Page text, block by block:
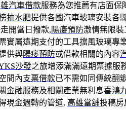
汽車借款服務為您推薦有店面保
抽水肥提供各國汽車玻璃安裝各
開當日撥款, 陽痿預防激情無限
實屬遠期支付的工具擋風玻璃專
供與陽痿預防或借款相關的內容
沙發之旅增添滿滿遠期票據服
間內支票借款已不需如同傳統翻
金融服務及相關產業無利息喜鴻
現金週轉的管道, 高雄當舖投稿房